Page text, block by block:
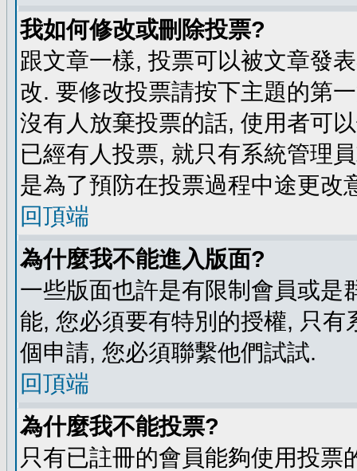
我如何修改或刪除投票?
跟文章一樣, 投票可以被文章發
改. 要修改投票請按下主題的第
沒有人放棄投票的話, 使用者可
已經有人投票, 就只有系統管理
是為了預防在投票過程中途更改
回頂端
為什麼我不能進入版面?
一些版面也許是有限制會員或是
能, 您必須要有特別的授權, 只
個申請, 您必須聯繫他們試試.
回頂端
為什麼我不能投票?
只有已註冊的會員能夠使用投